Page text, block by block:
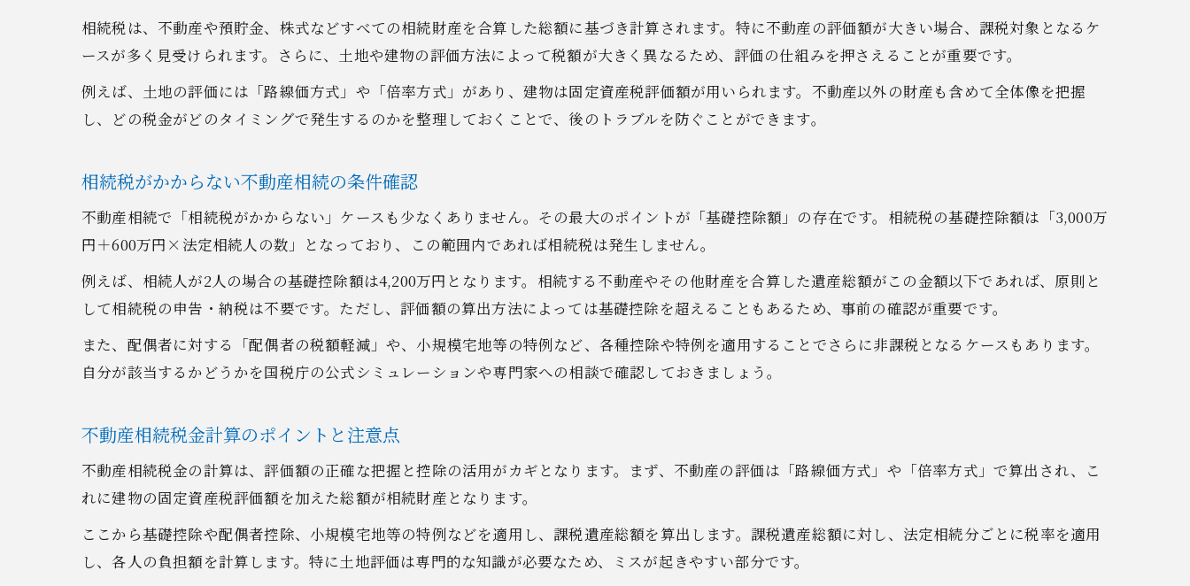
不動産相続評価額が税金に与える影響とは
固定資産税評価額と路線価の違いを理解
評価額の算出で節税できるポイントを解説
小規模宅地等の特例が税金を減らす理由
不動産相続で活用できる主な控除のポイント
税金がかからない不動産相続の条件とは
不動産相続で税金ゼロを実現するための条件
不動産相続の税金要件を正しく判断する方法
売却時に気を付けたい相続不動産の税金対策
不動産相続後の売却時に生じる主な税金とは
相続税は、不動産や預貯金、株式などすべての相続財産を合算した総額に基づき計算されます。特に不動産の評価額が大きい場合、課税対象となるケ
ースが多く見受けられます。さらに、土地や建物の評価方法によって税額が大きく異なるため、評価の仕組みを押さえることが重要です。
例えば、土地の評価には「路線価方式」や「倍率方式」があり、建物は固定資産税評価額が用いられます。不動産以外の財産も含めて全体像を把握
し、どの税金がどのタイミングで発生するのかを整理しておくことで、後のトラブルを防ぐことができます。
相続税がかからない不動産相続の条件確認
不動産相続で「相続税がかからない」ケースも少なくありません。その最大のポイントが「基礎控除額」の存在です。相続税の基礎控除額は「3,000万
円＋600万円×法定相続人の数」となっており、この範囲内であれば相続税は発生しません。
例えば、相続人が2人の場合の基礎控除額は4,200万円となります。相続する不動産やその他財産を合算した遺産総額がこの金額以下であれば、原則と
して相続税の申告・納税は不要です。ただし、評価額の算出方法によっては基礎控除を超えることもあるため、事前の確認が重要です。
また、配偶者に対する「配偶者の税額軽減」や、小規模宅地等の特例など、各種控除や特例を適用することでさらに非課税となるケースもあります。
自分が該当するかどうかを国税庁の公式シミュレーションや専門家への相談で確認しておきましょう。
不動産相続税金計算のポイントと注意点
不動産相続税金の計算は、評価額の正確な把握と控除の活用がカギとなります。まず、不動産の評価は「路線価方式」や「倍率方式」で算出され、こ
れに建物の固定資産税評価額を加えた総額が相続財産となります。
ここから基礎控除や配偶者控除、小規模宅地等の特例などを適用し、課税遺産総額を算出します。課税遺産総額に対し、法定相続分ごとに税率を適用
し、各人の負担額を計算します。特に土地評価は専門的な知識が必要なため、ミスが起きやすい部分です。